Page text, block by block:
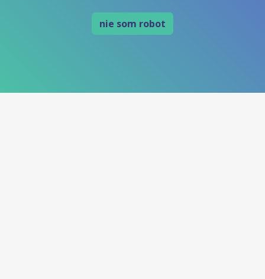
nie som robot